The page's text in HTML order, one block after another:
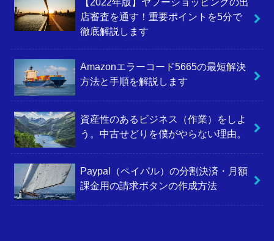
店審査を通す！重要ポイントを5分で
徹底解説します
Amazonエラーコード5665の最短解決
方法と手順を解説します
資産性のあるビジネス（作業）をしよ
う。中古せどりを僕がやらない理由。
Paypal（ペイパル）の分割決済・月額
課金用の請求ボタンの作成方法